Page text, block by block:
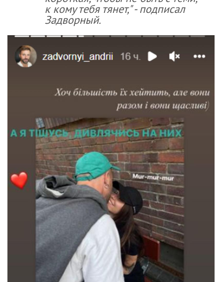
к кому тебя тянет," - подписал
Задворный.